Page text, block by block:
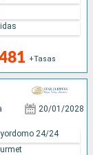
+Tasas
20/01/2028
24/24